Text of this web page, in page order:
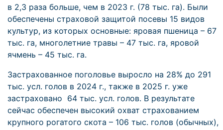
в 2,3 раза больше, чем в 2023 г. (78 тыс. га). Были
обеспечены страховой защитой посевы 15 видов
культур, из которых основные: яровая пшеница – 67
тыс. га, многолетние травы – 47 тыс. га, яровой
ячмень – 45 тыс. га.
Застрахованное поголовье выросло на 28% до 291
тыс. усл. голов в 2024 г., также в 2025 г. уже
застраховано 64 тыс. усл. голов. В результате
сейчас обеспечен высокий охват страхованием
крупного рогатого скота – 106 тыс. голов (обычных),